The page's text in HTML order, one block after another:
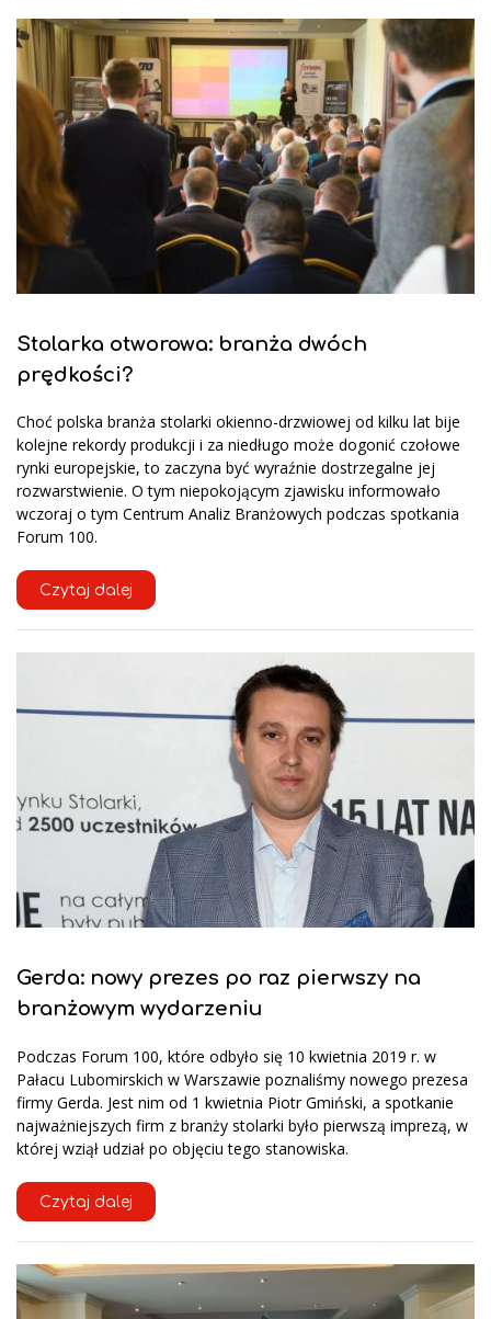
Stolarka otworowa: branża dwóch
prędkości?
Choć polska branża stolarki okienno-drzwiowej od kilku lat bije
kolejne rekordy produkcji i za niedługo może dogonić czołowe
rynki europejskie, to zaczyna być wyraźnie dostrzegalne jej
rozwarstwienie. O tym niepokojącym zjawisku informowało
wczoraj o tym Centrum Analiz Branżowych podczas spotkania
Forum 100.
Czytaj dalej
Gerda: nowy prezes po raz pierwszy na
branżowym wydarzeniu
Podczas Forum 100, które odbyło się 10 kwietnia 2019 r. w
Pałacu Lubomirskich w Warszawie poznaliśmy nowego prezesa
firmy Gerda. Jest nim od 1 kwietnia Piotr Gmiński, a spotkanie
najważniejszych firm z branży stolarki było pierwszą imprezą, w
której wziął udział po objęciu tego stanowiska.
Czytaj dalej